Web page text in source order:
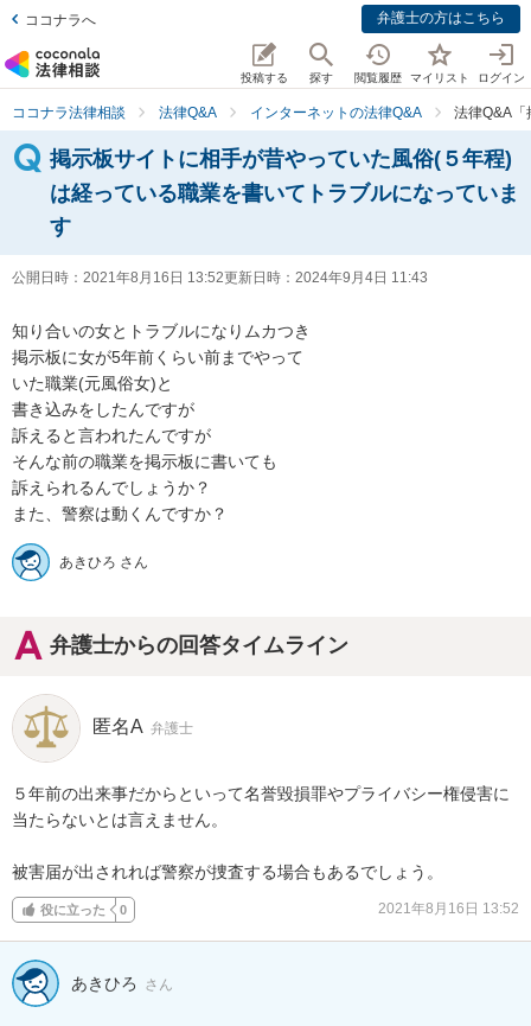
ココナラへ 弁護士の方はこちら
投稿する 探す 閲覧履歴 マイリスト ログイン
ココナラ法律相談 法律Q&A インターネットの法律Q&A 法律Q&A
掲示板サイトに相手が昔やっていた風俗(５年程)
は経っている職業を書いてトラブルになっていま
す
公開日時： 2021年8月16日 13:52更新日時： 2024年9月4日 11:43
知り合いの女とトラブルになりムカつき
掲示板に女が5年前くらい前までやって
いた職業(元風俗女)と
書き込みをしたんですが
訴えると言われたんですが
そんな前の職業を掲示板に書いても
訴えられるんでしょうか？
あきひろ さん
弁護士からの回答タイムライン
匿名A 弁護士
５年前の出来事だからといって名誉毀損罪やプライバシー権侵害に
当たらないとは言えません。
被害届が出されれば警察が捜査する場合もあるでしょう。
役に立った 0 2021年8月16日 13:52
あきひろ さん